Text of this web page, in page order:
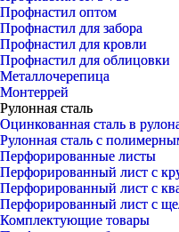
Профнастил оптом
Профнастил для забора
Профнастил для кровли
Профнастил для облицовки
Металлочерепица
Монтеррей
Рулонная сталь
Оцинкованная сталь в
Рулонная сталь с
Перфорированные листы
Перфорированный лист с
Перфорированный лист с
Перфорированный лист с
Комплектующие товары